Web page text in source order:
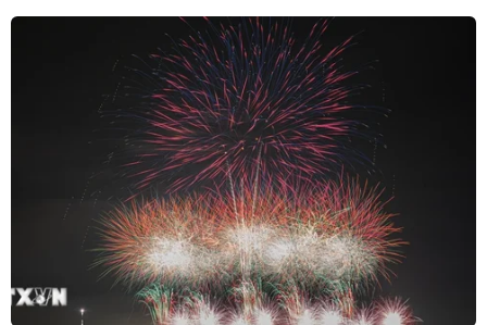
Chủ tịch Quốc hội kiêm Chủ tịch Hạ
viện Thái Lan kết thúc chuyến thăm
07/08/2026 14:34
Tổng Bí thư, Chủ tịch nước Tô Lâm:
Hợp tác nghị viện là trụ cột quan
trọng giữa Việt Nam-Thái Lan
07/08/2026 13:39